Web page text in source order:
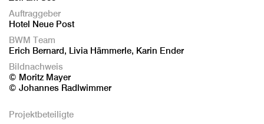
Auftraggeber
Hotel Neue Post
BWM Team
Erich Bernard, Livia Hämmerle, Karin Ender
Bildnachweis
© Moritz Mayer
© Johannes Radlwimmer
Projektbeteiligte